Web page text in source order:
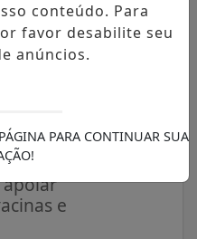
nem
tecnológico
apoiar
e
conteúdo. Para
favor desabilite seu
anúncios.
PARA CONTINUAR SUA